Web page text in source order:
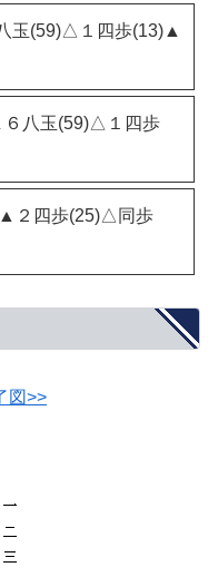
玉(59)△１四歩(13)▲
八玉(59)△１四歩
２四歩(25)△同歩
図>>